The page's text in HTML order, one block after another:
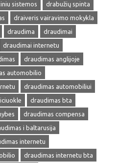
sistemos
drabužių spinta
draiveris vairavimo mokykla
draudima
draudimai
draudimai internetu
draudimas anglijoje
automobilio
draudimas automobiliui
draudimas bta
draudimas compensa
i baltarusija
internetu
draudimas internetu bta